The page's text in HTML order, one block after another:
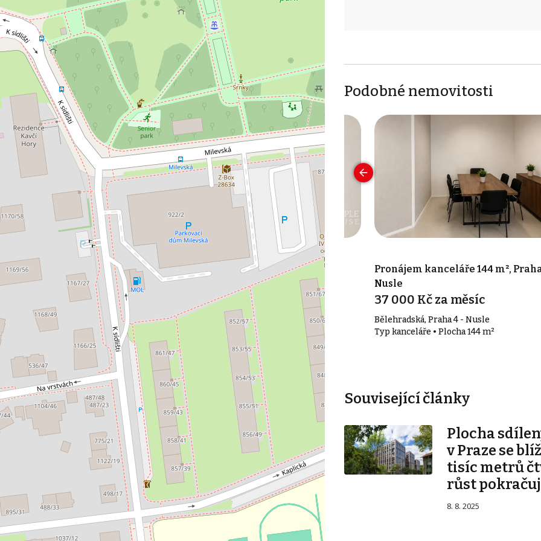
Podobné nemovitosti
kanceláře 265 m², Praha -
EUR za m²/měsíc
2059/80b, Praha 4 - Krč
• Plocha 265 m²
Pronájem kanceláře 17 m², Praha 7
10 000 Kč za měsíc
Malířská, Praha 7
Typ kanceláře • Plocha 17 m²
Pronájem kanceláře 144 m²,
Nusle
37 000 Kč za měsíc
Bělehradská, Praha 4 - Nusle
Typ kanceláře • Plocha 144 m²
Související články
Plocha
v Praze se
tisíc metrů
růst
8. 8. 2025